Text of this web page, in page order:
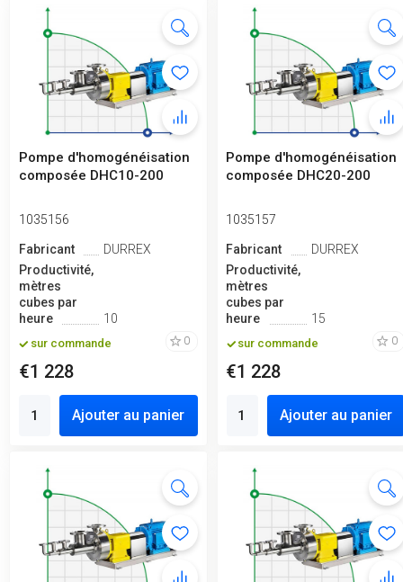
Pompe d'homogénéisation
composée DHC10-200
1035156
Fabricant
DURREX
Productivité,
mètres
cubes par
heure
10
sur commande 0
€1 228
Ajouter au panier
Pompe d'homogénéisation
composée DHC20-200
1035157
Fabricant
DURREX
Productivité,
mètres
cubes par
heure
15
sur commande 0
€1 228
Ajouter au panier